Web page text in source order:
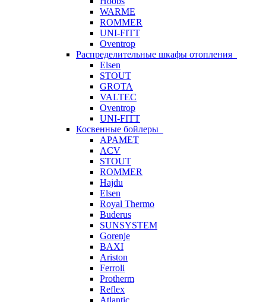
WARME
ROMMER
UNI-FITT
Oventrop
Распределительные шкафы отопления
Elsen
STOUT
GROTA
VALTEC
Oventrop
UNI-FITT
Косвенные бойлеры
APAMET
ACV
STOUT
ROMMER
Hajdu
Elsen
Royal Thermo
Buderus
SUNSYSTEM
Gorenje
BAXI
Ariston
Ferroli
Protherm
Reflex
Atlantic